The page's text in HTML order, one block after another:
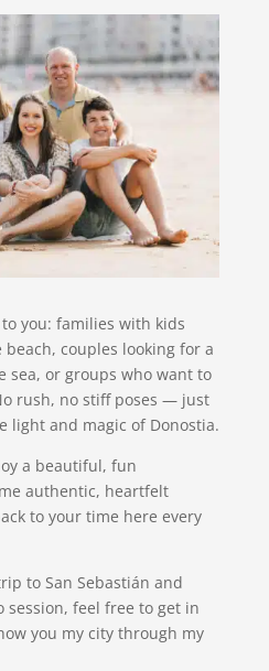
you: families with kids
couples looking for a
sea, or groups who want to
rush, no stiff poses — just
light and magic of Donostia.
a beautiful, fun
authentic, heartfelt
to your time here every
to San Sebastián and
session, feel free to get in
you my city through my